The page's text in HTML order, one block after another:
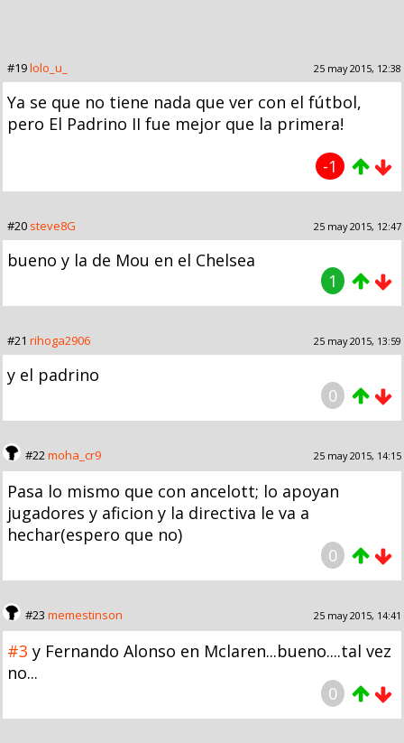
#19lolo_u_ 25 may 2015, 12:38
Ya se que no tiene nada que ver con el fútbol,
pero El Padrino II fue mejor que la primera!
-1
#20 steve8G 25 may 2015, 12:47
bueno y la de Mou en el Chelsea
1
#21 rihoga2906 25 may 2015, 13:59
y el padrino
0
#22moha_cr9 25 may 2015, 14:15
Pasa lo mismo que con ancelott; lo apoyan
jugadores y aficion y la directiva le va a
hechar(espero que no)
0
#23 memestinson 25 may 2015, 14:41
#3 y Fernando Alonso en Mclaren...bueno....tal vez
no...
0